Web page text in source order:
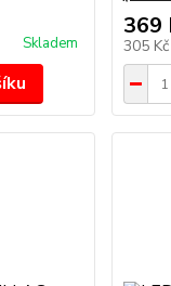
Skladem
369
305 Kč